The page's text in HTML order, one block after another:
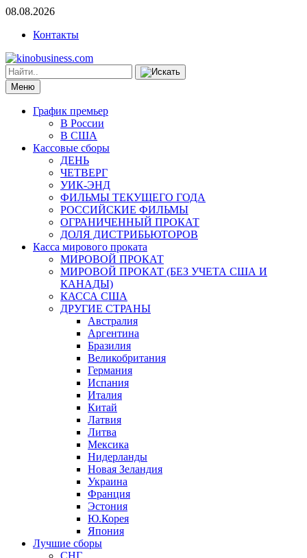
08.08.2026
Контакты
Меню
График премьер
В России
В США
Кассовые сборы
ДЕНЬ
ЧЕТВЕРГ
УИК-ЭНД
ФИЛЬМЫ ТЕКУЩЕГО ГОДА
РОССИЙСКИЕ ФИЛЬМЫ
ОГРАНИЧЕННЫЙ ПРОКАТ
ДОЛЯ ДИСТРИБЬЮТОРОВ
Касса мирового проката
МИРОВОЙ ПРОКАТ
МИРОВОЙ ПРОКАТ (БЕЗ УЧЕТА США И
КАНАДЫ)
КАССА США
ДРУГИЕ СТРАНЫ
Австралия
Аргентина
Бразилия
Великобритания
Германия
Испания
Италия
Китай
Латвия
Литва
Мексика
Нидерланды
Новая Зеландия
Украина
Франция
Эстония
Ю.Корея
Япония
Лучшие сборы
СНГ